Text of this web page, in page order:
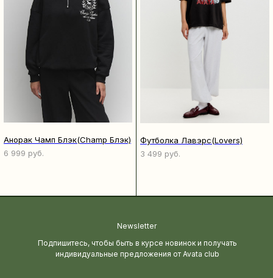
Aнорак Чамп Блэк(Champ Блэк)
6 999 руб.
Футболка Лавэрс(Lovers)
3 499 руб.
Newsletter
Подпишитесь, чтобы быть в курсе новинок и получать
индивидуальные предложения от Avata club